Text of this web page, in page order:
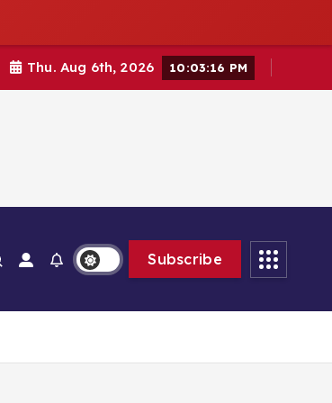
Thu. Aug 6th, 2026 10:03:17 PM
Subscribe